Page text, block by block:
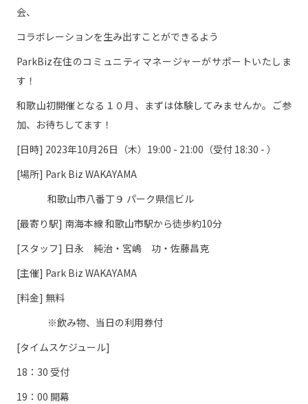
会、
コラボレーションを生み出すことができるよう
ParkBiz在住のコミュニティマネージャーがサポートいたしま
す！
和歌山初開催となる１０月、まずは体験してみませんか。ご参
加、お待ちしてます！
[日時] 2023年10月26日（木）19:00 - 21:00（受付 18:30 - ）
[場所] Park Biz WAKAYAMA
和歌山市八番丁９ パーク県信ビル
[最寄り駅] 南海本線 和歌山市駅から徒歩約10分
[スタッフ] 日永 純治・宮嶋 功・佐藤昌克
[主催] Park Biz WAKAYAMA
[料金] 無料
※飲み物、当日の利用券付
[タイムスケジュール]
18：30 受付
19：00 開幕